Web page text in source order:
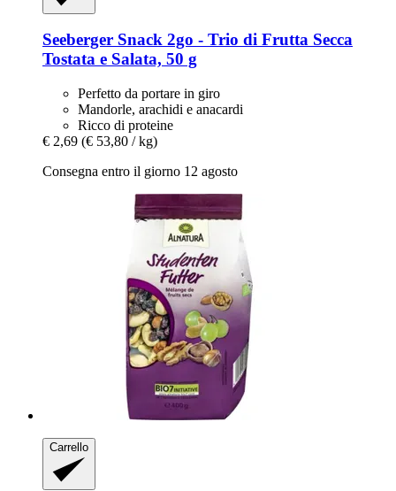
Seeberger Snack 2go -​ Trio di Frutta Secca
Tostata e Salata, 50 g
Perfetto da portare in giro
Mandorle, arachidi e anacardi
Ricco di proteine
€ 2,69 (€ 53,80 / kg)
Consegna entro il giorno 12 agosto
Carrello